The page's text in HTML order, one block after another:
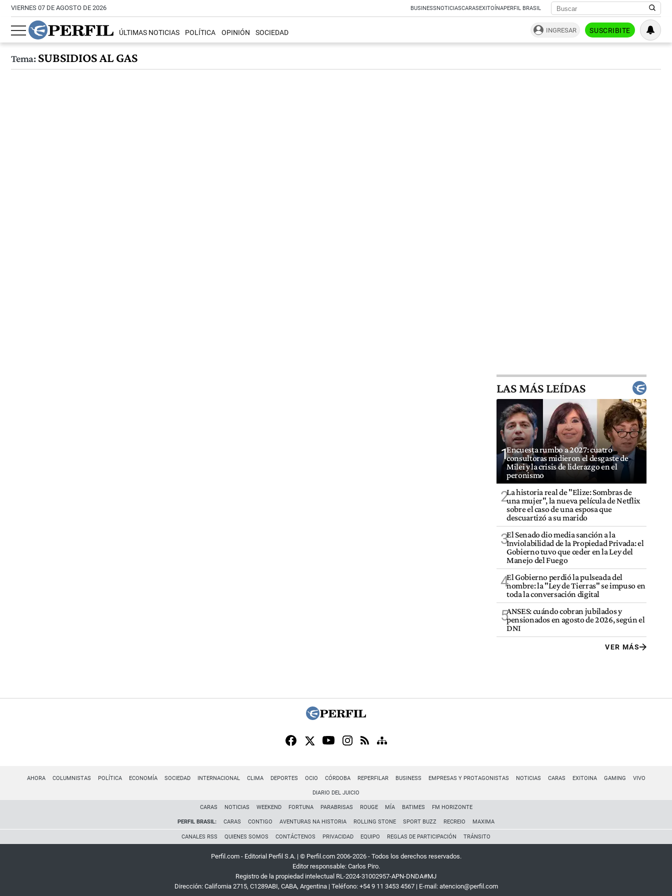
VIERNES 07 DE AGOSTO DE 2026 BUSINESSNOTICIASCARASEXITOÍNAPERFIL BRASIL
ÚLTIMAS NOTICIAS POLÍTICA OPINIÓN SOCIEDAD INGRESAR SUSCRIBITE
Tema:SUBSIDIOS AL GAS
LAS MÁS LEÍDAS
1Encuesta rumbo a 2027: cuatro
consultoras midieron el desgaste de
Milei y la crisis de liderazgo en el
peronismo
2La historia real de "Elize: Sombras de
una mujer", la nueva película de Netflix
sobre el caso de una esposa que
descuartizó a su marido
3El Senado dio media sanción a la
Inviolabilidad de la Propiedad Privada: el
Gobierno tuvo que ceder en la Ley del
Manejo del Fuego
4El Gobierno perdió la pulseada del
nombre: la "Ley de Tierras" se impuso en
toda la conversación digital
5ANSES: cuándo cobran jubilados y
pensionados en agosto de 2026, según el
DNI
VER MÁS
AHORA COLUMNISTAS POLÍTICA ECONOMÍA SOCIEDAD INTERNACIONAL CLIMA DEPORTES OCIO CÓRDOBA REPERFILAR BUSINESS EMPRESAS Y PROTAGONISTAS NOTICIAS CARAS EXITOINA GAMING VIVO
DIARIO DEL JUICIO
CARAS NOTICIAS WEEKEND FORTUNA PARABRISAS ROUGE MÍA BATIMES FM HORIZONTE
PERFIL BRASIL: CARAS CONTIGO AVENTURAS NA HISTORIA ROLLING STONE SPORT BUZZ RECREIO MAXIMA
CANALES RSS QUIENES SOMOS CONTÁCTENOS PRIVACIDAD EQUIPO REGLAS DE PARTICIPACIÓN TRÁNSITO
Perfil.com - Editorial Perfil S.A. | © Perfil.com 2006-2026 - Todos los derechos reservados.
Editor responsable: Carlos Piro.
Registro de la propiedad intelectual RL-2024-31002957-APN-DNDA#MJ
Dirección: California 2715, C1289ABI, CABA, Argentina| Teléfono: +54 9 11 3453 4567| E-mail: atencion@perfil.com